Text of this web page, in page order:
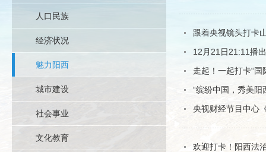
人口民族
经济状况
魅力阳西
城市建设
社会事业
文化教育
跟着央视镜头打卡
12月21日21:11播
走起！一起打卡“
“缤纷中国，秀美
央视财经节目中心
欢迎打卡！阳西法